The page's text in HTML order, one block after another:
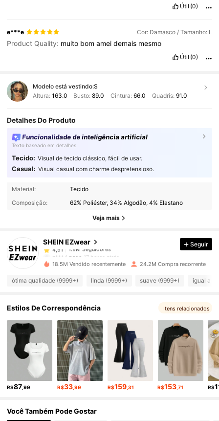
Útil (0)
e***e Cor: Damasco / Tamanho: L
Product Quality: muito bomameidemais mesmo
Útil (0)
Modelo está vestindo:S
Altura: 163.0 Busto:89.0 Cintura: 66.0 Quadris: 91.0
Detalhes Do Produto
Funcionalidade de inteligência artificial
Texto baseado em detalhes
Tecido: Visual de tecido clássico, fácil de usar.
Casual: Visual casual com charme despretensioso.
Material:
Tecido
Composição:
62% Poliéster, 34% Algodão, 4% Elastano
Veja mais
SHEIN EZwear
1.9M Seguidores
4,91
1.9M Seguidores
z***4
pago17 horas atrás
4,91 1.9M Seguidores
4,91 1.9M Seguidores
4,91 1.9M Seguidores
Seguir
18.5M Vendido recentemente 24.2M Compra recorrente
ótima qualidade (9999+) linda (9999+) suave (9999+) igual a
Estilos De Correspondência Itens relacionados
R$87 ,99 R$33 ,99 R$159,31 R$153 ,71 R$
Você Também Pode Gostar